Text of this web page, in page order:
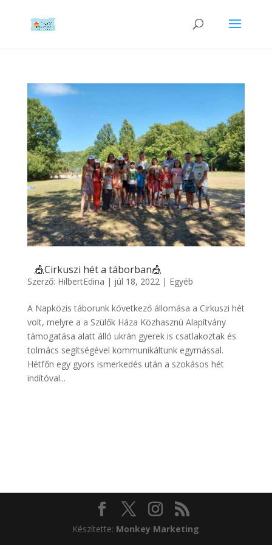
🎪Cirkuszi hét a táborban🎪
Szerző: HilbertEdina | júl 18, 2022| Egyéb
A Napközis táborunk következő állomása a Cirkuszi hét
volt, melyre a a Szülők Háza Közhasznú Alapítvány
támogatása alatt álló ukrán gyerek is csatlakoztak és
tolmács segítségével kommunikáltunk egymással.
Hétfőn egy gyors ismerkedés után a szokásos hét
indítóval...
Készítette: Monkey Marketing